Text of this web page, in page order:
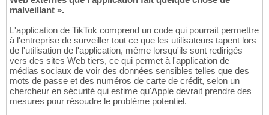
malveillant ».
L'application de TikTok comprend un code qui pourrait permettre
à l'entreprise de surveiller tout ce que les utilisateurs tapent lors
de l'utilisation de l'application, même lorsqu'ils sont redirigés
vers des sites Web tiers, ce qui permet à l'application de
médias sociaux de voir des données sensibles telles que des
mots de passe et des numéros de carte de crédit, selon un
chercheur en sécurité qui estime qu'Apple devrait prendre des
mesures pour résoudre le problème potentiel.